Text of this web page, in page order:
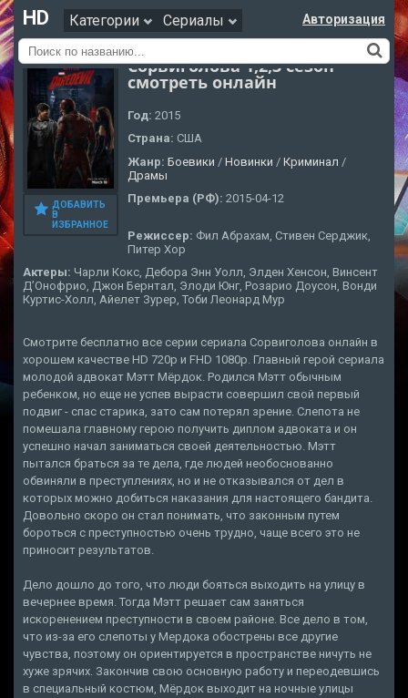
HD Категории Сериалы Авторизация
ДОБАВИТЬ
В
ИЗБРАННОЕ
Сорвиголова 1,2,3 сезон
смотреть онлайн
Год: 2015
Страна: США
Жанр: Боевики / Новинки / Криминал /
Драмы
Премьера (РФ): 2015-04-12
Режиссер: Фил Абрахам, Стивен Серджик,
Питер Хор
Актеры: Чарли Кокс, Дебора Энн Уолл, Элден Хенсон, Винсент
Д’Онофрио, Джон Бернтал, Элоди Юнг, Розарио Доусон, Вонди
Куртис-Холл, Айелет Зурер, Тоби Леонард Мур
Смотрите бесплатно все серии сериала Сорвиголова онлайн в
хорошем качестве HD 720p и FHD 1080p. Главный герой сериала
молодой адвокат Мэтт Мёрдок. Родился Мэтт обычным
ребенком, но еще не успев вырасти совершил свой первый
подвиг - спас старика, зато сам потерял зрение. Слепота не
помешала главному герою получить диплом адвоката и он
успешно начал заниматься своей деятельностью. Мэтт
пытался браться за те дела, где людей необоснованно
обвиняли в преступлениях, но и не отказывался от дел в
которых можно добиться наказания для настоящего бандита.
Довольно скоро он стал понимать, что законным путем
бороться с преступностью очень трудно, чаще всего это не
приносит результатов.
Дело дошло до того, что люди бояться выходить на улицу в
вечернее время. Тогда Мэтт решает сам заняться
искоренением преступности в своем районе. Все дело в том,
что из-за его слепоты у Мердока обострены все другие
чувства, поэтому он ориентируется в пространстве ничуть не
хуже зрячих. Закончив свою основную работу и переодевшись
в специальный костюм, Мёрдок выходит на ночные улицы